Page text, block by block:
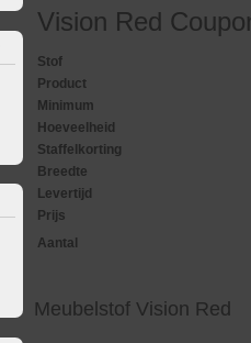
Vision Red
Stof
Product
Minimum
Hoeveelheid
Staffelkorting
Breedte
Levertijd
Prijs
Aantal
Meubelstof Vision Red